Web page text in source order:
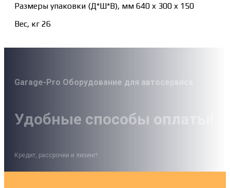
Размеры упаковки (Д*Ш*В), мм 640 x 300 x 150
Вес, кг 26
Garage-Pro Оборудование для автосервиса
Удобные способы оплаты!
Кредит, рассрочки и лизинг!